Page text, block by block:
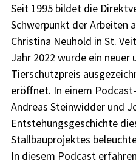
Seit 1995 bildet die
Schwerpunkt der Arbeiten
Christina Neuhold in St.
Jahr 2022 wurde ein
Tierschutzpreis
eröffnet. In einem
Andreas Steinwidder und
Entstehungsgeschichte
Stallbauprojektes
In diesem Podcast